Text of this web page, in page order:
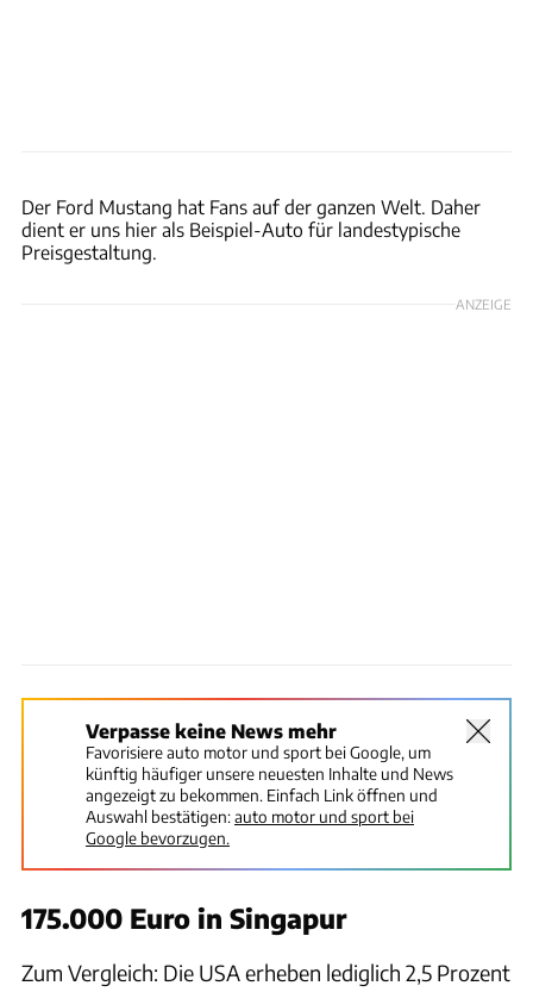
Der Ford Mustang hat Fans auf der ganzen Welt. Daher
dient er uns hier als Beispiel-Auto für landestypische
Preisgestaltung.
ANZEIGE
Verpasse keine News mehr
Favorisiere auto motor und sport bei Google, um
künftig häufiger unsere neuesten Inhalte und News
angezeigt zu bekommen. Einfach Link öffnen und
Auswahl bestätigen:auto motor und sport bei
Google bevorzugen.
175.000 Euro in Singapur
Zum Vergleich: Die USA erheben lediglich 2,5 Prozent